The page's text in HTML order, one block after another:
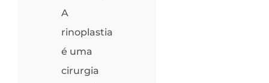
A
rinoplastia
é uma
cirurgia